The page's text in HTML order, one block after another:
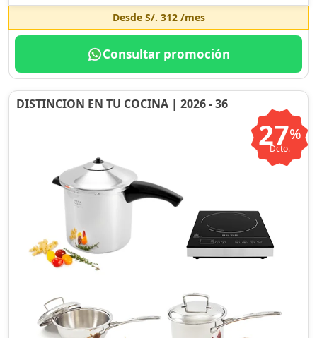
Desde S/. 312/mes
Consultar promoción
DISTINCION EN TU COCINA | 2026 - 36
27%
Dcto.